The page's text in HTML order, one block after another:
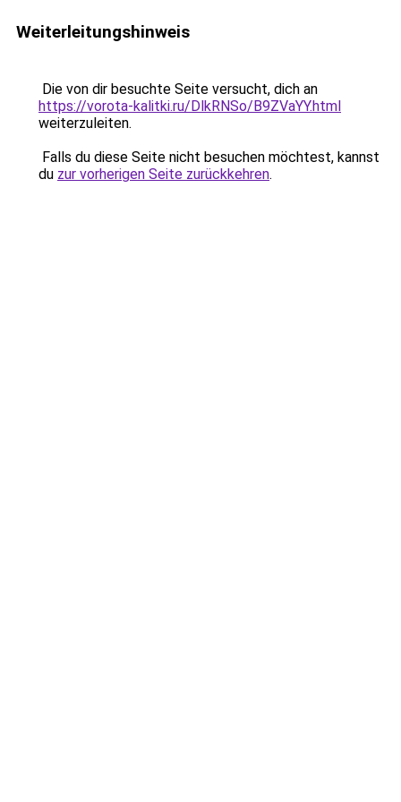
Weiterleitungshinweis
Die von dir besuchte Seite versucht, dich an
https://vorota-kalitki.ru/DlkRNSo/B9ZVaYY.html
weiterzuleiten.
Falls du diese Seite nicht besuchen möchtest, kannst
du zur vorherigen Seite zurückkehren.